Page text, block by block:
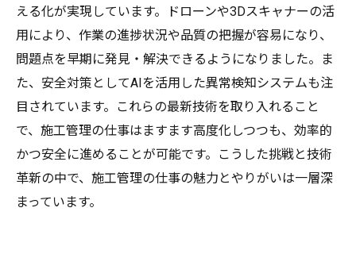
える化が実現しています。ドローンや3Dスキャナーの活
用により、作業の進捗状況や品質の把握が容易になり、
問題点を早期に発見・解決できるようになりました。ま
た、安全対策としてAIを活用した異常検知システムも注
目されています。これらの最新技術を取り入れること
で、施工管理の仕事はますます高度化しつつも、効率的
かつ安全に進めることが可能です。こうした挑戦と技術
革新の中で、施工管理の仕事の魅力とやりがいは一層深
まっています。